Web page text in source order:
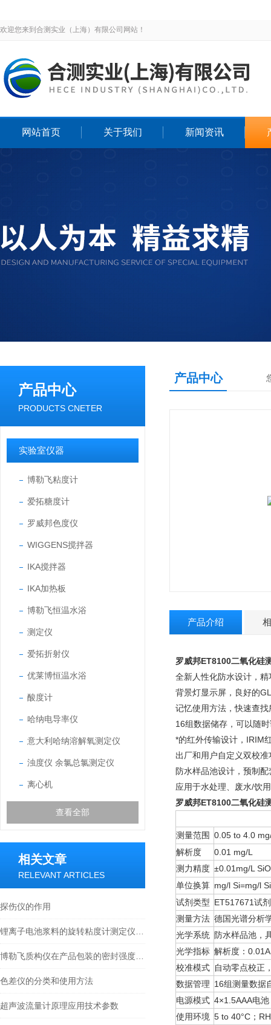
欢迎您来到合测实业（上海）有限公司网站！
网站首页 关于我们 新闻资讯
产品中心
PRODUCTS CNETER
实验室仪器
博勒飞粘度计
爱拓糖度计
罗威邦色度仪
WIGGENS搅拌器
IKA搅拌器
IKA加热板
博勒飞恒温水浴
测定仪
爱拓折射仪
优莱博恒温水浴
酸度计
哈纳电导率仪
意大利哈纳溶解氧测定仪
浊度仪 余氯总氯测定仪
离心机
查看全部
相关文章
RELEVANT ARTICLES
探伤仪的作用
色差仪的分类和使用方法
超声波流量计原理应用技术参数
产品中心
产品介绍
罗威邦ET8100二氧化硅
全新人性化防水设计，
背景灯显示屏，良好的
记忆使用方法，快速查
16组数据储存，可以随
*的红外传输设计，IRIM
出厂和用户自定义双校
防水样品池设计，预制
应用于水处理、废水/饮
罗威邦ET8100二氧化硅
测量范围 0.05 to 4.0
解析度
0.01 mg/L
测力精度 ±0.01mg/L SiO
单位换算 mg/l Si=mg/l
试剂类型 ET517671试
测量方法 德国光谱分析
光学系统 防水样品池，
光学指标 解析度：
校准模式 自动零点校正
数据管理 16组测量数据
电源模式 4×1.5AAA电
使用环境 5 to 40°C；